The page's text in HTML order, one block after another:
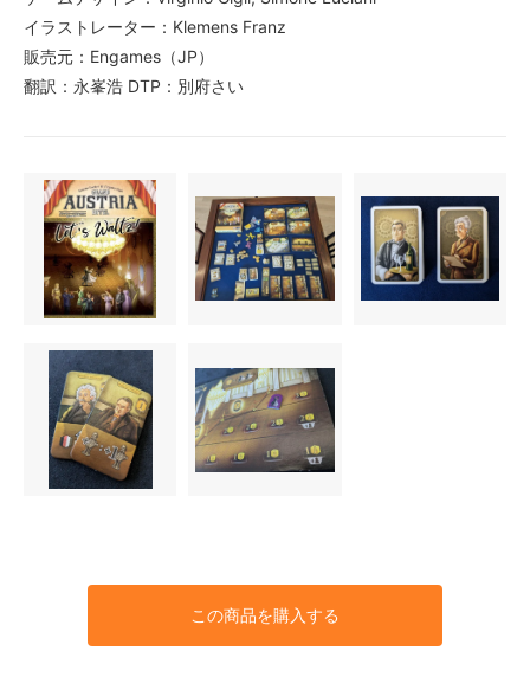
イラストレーター：Klemens Franz
販売元：Engames（JP）
翻訳：永峯浩 DTP：別府さい
この商品を購入する